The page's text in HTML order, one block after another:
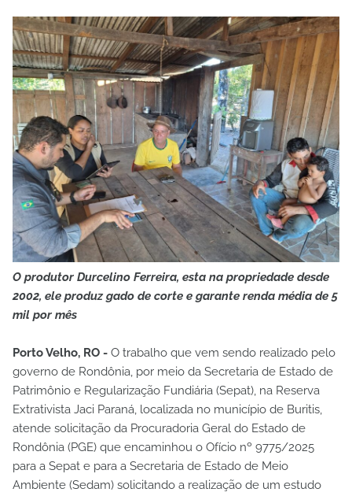
O produtor Durcelino Ferreira, esta na propriedade desde
2002, ele produz gado de corte e garante renda média de 5
mil por mês
Porto Velho, RO - O trabalho que vem sendo realizado pelo
governo de Rondônia, por meio da Secretaria de Estado de
Patrimônio e Regularização Fundiária (Sepat), na Reserva
Extrativista Jaci Paraná, localizada no município de Buritis,
atende solicitação da Procuradoria Geral do Estado de
Rondônia (PGE) que encaminhou o Ofício nº 9775/2025
para a Sepat e para a Secretaria de Estado de Meio
Ambiente (Sedam) solicitando a realização de um estudo